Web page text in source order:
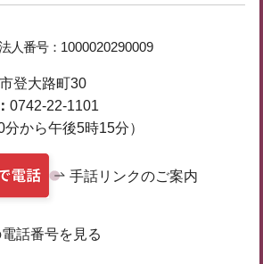
人番号： 1000020290009
登大路町30
0742-22-1101
分から午後5時15分）
手話リンクのご案内
話番号を見る